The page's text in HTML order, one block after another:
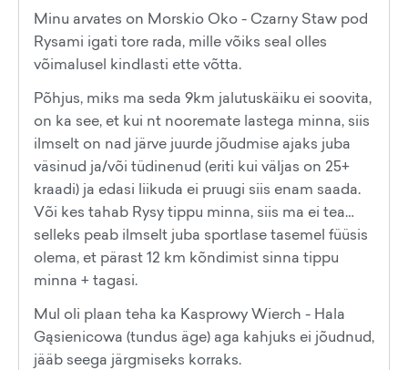
Minu arvates on Morskio Oko - Czarny Staw pod
Rysami igati tore rada, mille võiks seal olles
võimalusel kindlasti ette võtta.
Põhjus, miks ma seda 9km jalutuskäiku ei soovita,
on ka see, et kui nt nooremate lastega minna, siis
ilmselt on nad järve juurde jõudmise ajaks juba
väsinud ja/või tüdinenud (eriti kui väljas on 25+
kraadi) ja edasi liikuda ei pruugi siis enam saada.
Või kes tahab Rysy tippu minna, siis ma ei tea…
selleks peab ilmselt juba sportlase tasemel füüsis
olema, et pärast 12 km kõndimist sinna tippu
minna + tagasi.
Mul oli plaan teha ka Kasprowy Wierch - Hala
Gąsienicowa (tundus äge) aga kahjuks ei jõudnud,
jääb seega järgmiseks korraks.